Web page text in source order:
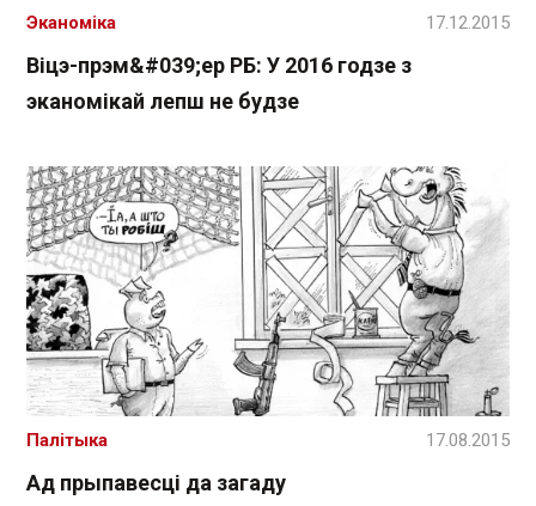
Віцэ-прэм&#039;ер РБ: У 2016 годзе з
эканомікай лепш не будзе
Эканоміка 17.12.2015
Ад прыпавесці да загаду
Палітыка 17.08.2015